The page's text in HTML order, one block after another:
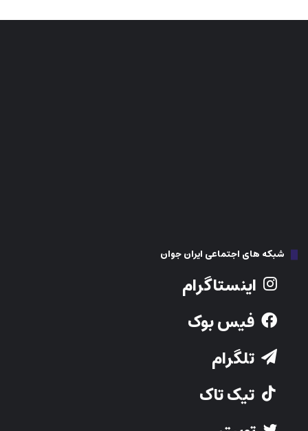
توییتر
نوشته‌های تازه
راز مغز جوان‌تر؛ عادت‌های کاری که می‌توانند ساعت پیری مغز را عقب
بکشند
خالکوبی بدون سوزن؛ تاتوی دائمی در پانزده دقیقه، بدون خون و اشک!